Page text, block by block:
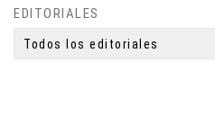
Simbología
Mitología
EDITORIALES
Todos los editoriales